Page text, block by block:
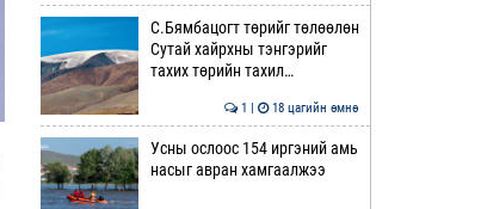
С.Бямбацогт төрийг төлөөлөн
Сутай хайрхны тэнгэрийг
тахих төрийн тахил…
1 | 18 цагийн өмнө
Усны ослоос 154 иргэний амь
насыг авран хамгаалжээ